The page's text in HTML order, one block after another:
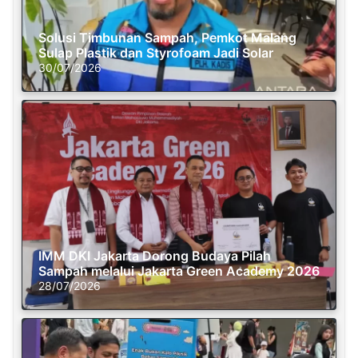
Solusi Timbunan Sampah, Pemkot Malang
Sulap Plastik dan Styrofoam Jadi Solar
30/07/2026
IMM DKI Jakarta Dorong Budaya Pilah
Sampah melalui Jakarta Green Academy 2026
28/07/2026